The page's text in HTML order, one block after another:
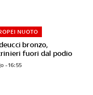
bronzo,
fuori dal podio
NUOTO
- 16:55